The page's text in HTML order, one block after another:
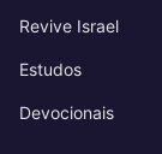
Revive Israel
Estudos
Devocionais